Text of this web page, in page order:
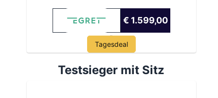
€ 1.599,00
Tagesdeal
Testsieger mit Sitz